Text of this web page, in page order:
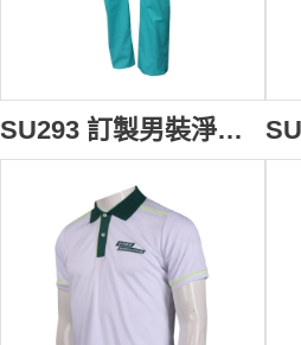
SU293 訂製男裝淨色校服 設計長褲校服 校服專門店 100棉 湖藍色 新加坡